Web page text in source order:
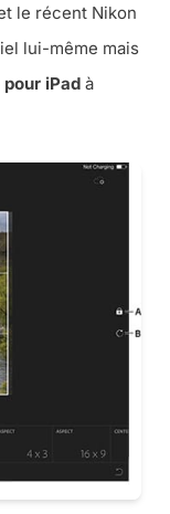
le récent Nikon
lui-même mais
iPad à